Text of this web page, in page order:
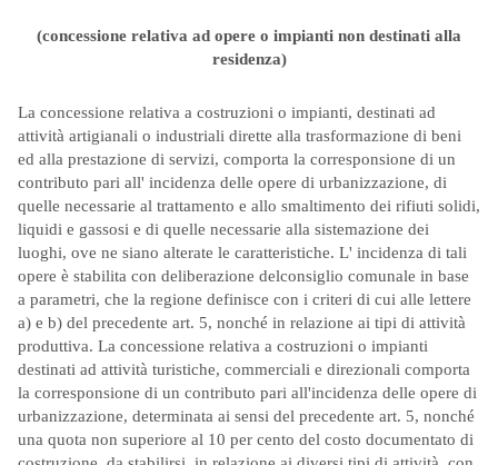
(concessione relativa ad opere o impianti non destinati alla
residenza)
La concessione relativa a costruzioni o impianti, destinati ad
attività artigianali o industriali dirette alla trasformazione di beni
ed alla prestazione di servizi, comporta la corresponsione di un
contributo pari all' incidenza delle opere di urbanizzazione, di
quelle necessarie al trattamento e allo smaltimento dei rifiuti solidi,
liquidi e gassosi e di quelle necessarie alla sistemazione dei
luoghi, ove ne siano alterate le caratteristiche. L' incidenza di tali
opere è stabilita con deliberazione delconsiglio comunale in base
a parametri, che la regione definisce con i criteri di cui alle lettere
a) e b) del precedente art. 5, nonché in relazione ai tipi di attività
produttiva. La concessione relativa a costruzioni o impianti
destinati ad attività turistiche, commerciali e direzionali comporta
la corresponsione di un contributo pari all'incidenza delle opere di
urbanizzazione, determinata ai sensi del precedente art. 5, nonché
una quota non superiore al 10 per cento del costo documentato di